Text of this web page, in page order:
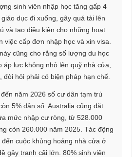
sinh viên nhập học tăng gấp 4
dục đi xuống, gây quá tải lên
và tạo điều kiện cho những hoạt
việc cấp đơn nhập học và xin visa.
cũng cho rằng số lượng du học
áp lực không nhỏ lên quỹ nhà cửa,
hỏi phải có biện pháp hạn chế.
năm 2026 số cư dân tạm trú
5% dân số. Australia cũng đặt
mức nhập cư ròng, từ 528.000
còn 260.000 năm 2025. Tác động
cuộc khủng hoảng nhà cửa ở
gây tranh cãi lớn. 80% sinh viên